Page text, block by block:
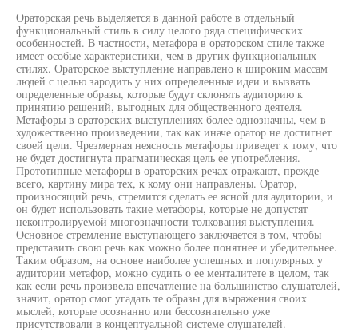
Ораторская речь выделяется в данной работе в отдельный
функциональный стиль в силу целого ряда специфических
особенностей. В частности, метафора в ораторском стиле также
имеет особые характеристики, чем в других функциональных
стилях. Ораторское выступление направлено к широким массам
людей с целью зародить у них определенные идеи и вызвать
определенные образы, которые будут склонять аудиторию к
принятию решений, выгодных для общественного деятеля.
Метафоры в ораторских выступлениях более однозначны, чем в
художественно произведении, так как иначе оратор не достигнет
своей цели. Чрезмерная неясность метафоры приведет к тому, что
не будет достигнута прагматическая цель ее употребления.
Прототипные метафоры в ораторских речах отражают, прежде
всего, картину мира тех, к кому они направлены. Оратор,
произносящий речь, стремится сделать ее ясной для аудитории, и
он будет использовать такие метафоры, которые не допустят
неконтролируемой многозначности толкования выступления.
Основное стремление выступающего заключается в том, чтобы
представить свою речь как можно более понятнее и убедительнее.
Таким образом, на основе наиболее успешных и популярных у
аудитории метафор, можно судить о ее менталитете в целом, так
как если речь произвела впечатление на большинство слушателей,
значит, оратор смог угадать те образы для выражения своих
мыслей, которые осознанно или бессознательно уже
присутствовали в концептуальной системе слушателей.